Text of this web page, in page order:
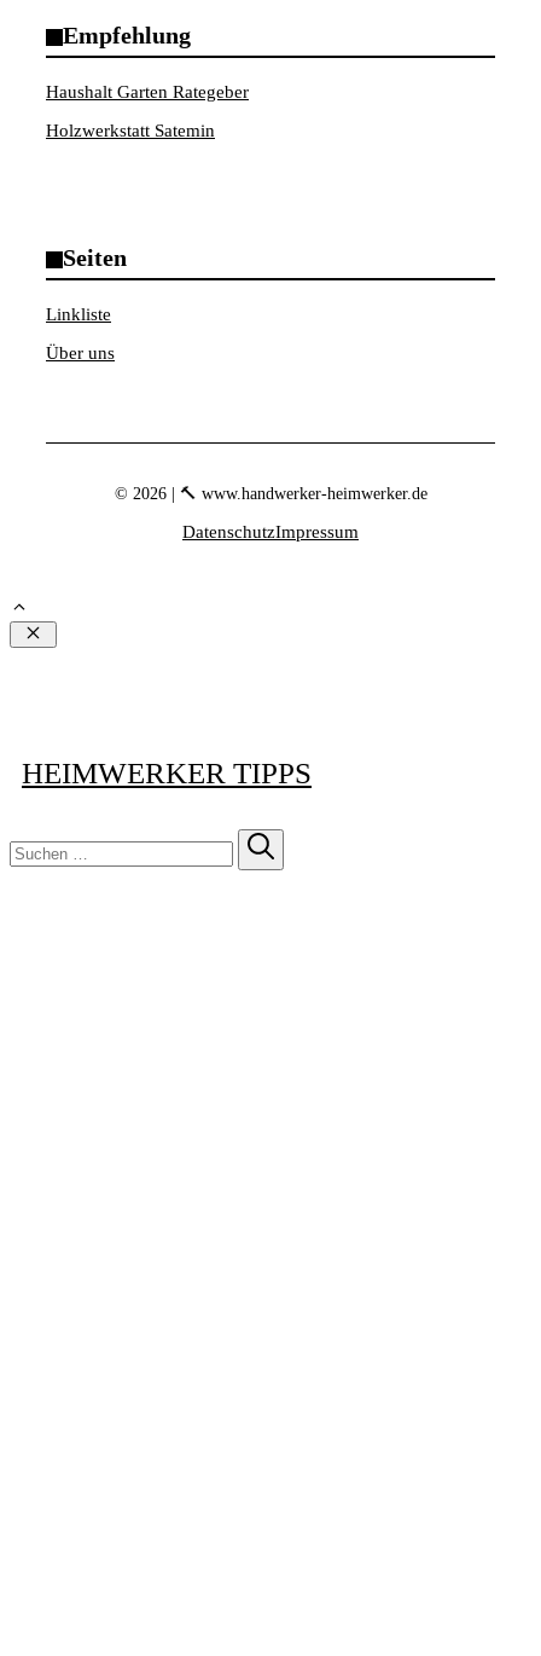
Empfehlung
Haushalt Garten Rategeber
Holzwerkstatt Satemin
Seiten
Linkliste
Über uns
© 2026 | 🔨 www.handwerker-heimwerker.de
DatenschutzImpressum
Schließen
HEIMWERKER TIPPS
Suchen
nach: